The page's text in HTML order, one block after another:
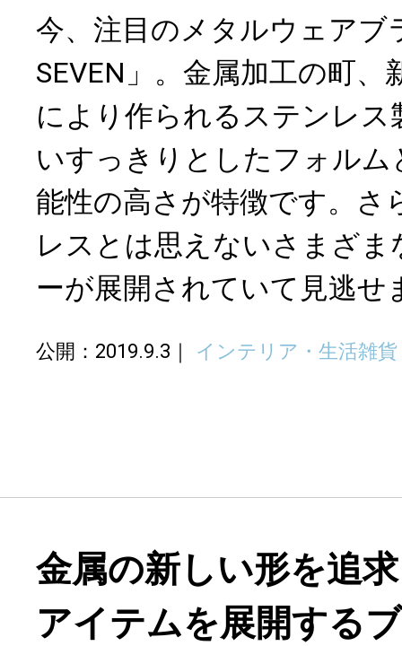
今、注目のメタルウェアブ
SEVEN」。金属加工の町、
により作られるステンレス
いすっきりとしたフォルム
能性の高さが特徴です。さ
レスとは思えないさまざ
ーが展開されていて見逃せ
公開：2019.9.3 インテリア・生活雑貨
金属の新しい形を追
アイテムを展開する